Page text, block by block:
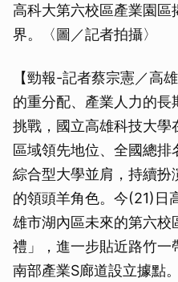
高科大第六校區產業園區
界。〈圖／記者拍攝〉
【勁報-記者蔡宗憲／高
的重分配、產業人力的
挑戰，國立高雄科技大
區域領先地位、全國總
綜合型大學並肩，持續
的領頭羊角色。今(21)日
雄市湖內區未來的第六
禮」，進一步貼近路竹
南部產業S廊道設立據點。